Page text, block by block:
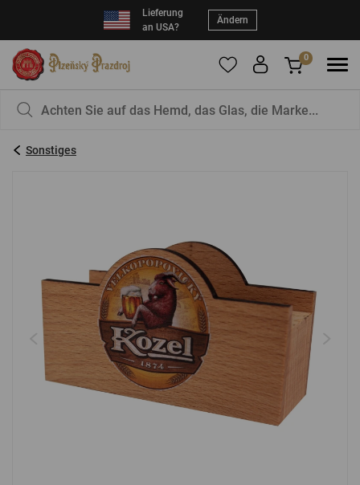
Lieferung
an USA?
Ändern
registrieren Sie sich
EINLOGGEN
Vergessenes Passwort Neue Registrierung
ANMELDUNG ÜBER FACEBOOK
0
Sonstiges